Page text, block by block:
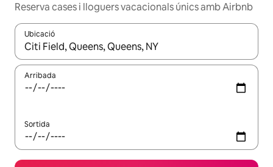
Reserva cases i lloguers vacacionals únics amb Airbnb
Ubicació
Quan els resultats estiguin disponibles, podràs navegar-hi a
Arribada
Sortida